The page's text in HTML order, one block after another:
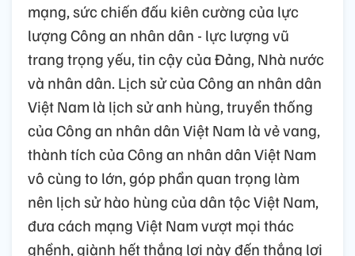
mạng, sức chiến đấu kiên cường của lực
lượng Công an nhân dân - lực lượng vũ
trang trọng yếu, tin cậy của Đảng, Nhà nước
và nhân dân. Lịch sử của Công an nhân dân
Việt Nam là lịch sử anh hùng, truyền thống
của Công an nhân dân Việt Nam là vẻ vang,
thành tích của Công an nhân dân Việt Nam
vô cùng to lớn, góp phần quan trọng làm
nên lịch sử hào hùng của dân tộc Việt Nam,
đưa cách mạng Việt Nam vượt mọi thác
ghềnh, giành hết thắng lợi này đến thắng lợi